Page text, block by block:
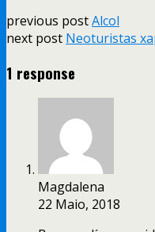
previous postAlcol
next post Neoturistas
1 response
Magdalena
22 Maio, 2018